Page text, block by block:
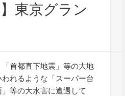
】東京グラン
「首都直下地震」等の大地
れるような「スーパー台
等の大水害に遭遇して